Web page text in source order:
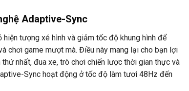
Adaptive-Sync
tượng xé hình và giảm tốc độ khung hình để
chơi game mượt mà. Điều này mang lại cho bạn lợi
nhất, đua xe, trò chơi chiến lược thời gian thực và
Sync hoạt động ở tốc độ làm tươi 48Hz đến